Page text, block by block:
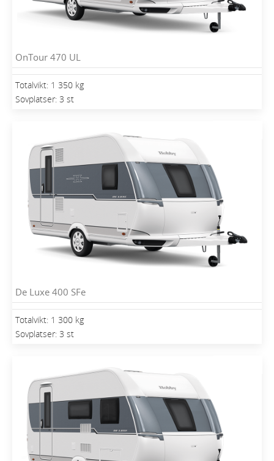
OnTour 470 UL
Totalvikt: 1 350 kg
Sovplatser: 3 st
De Luxe 400 SFe
Totalvikt: 1 300 kg
Sovplatser: 3 st